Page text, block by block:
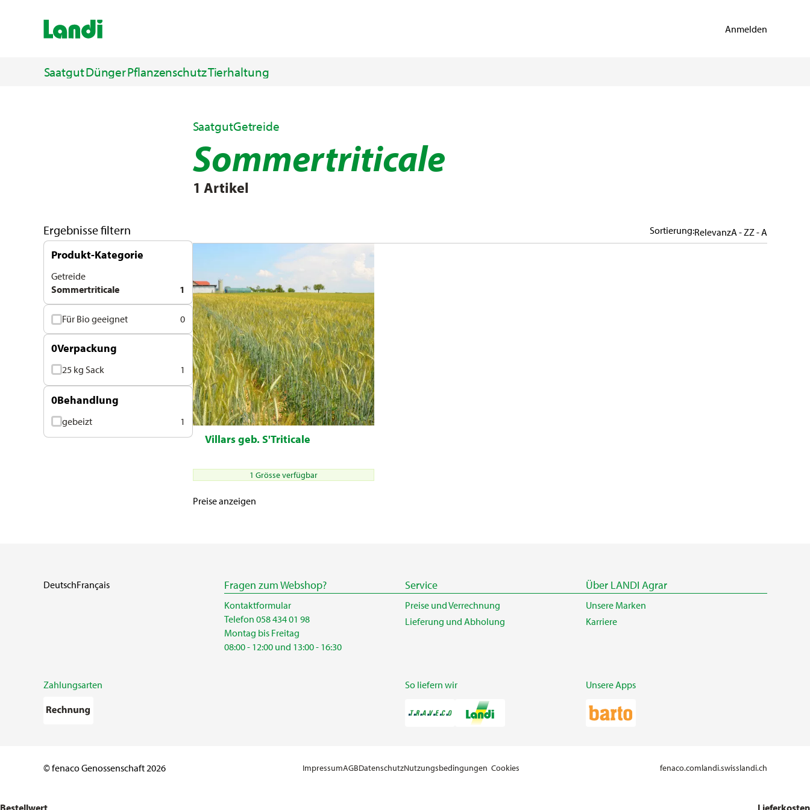
Anmelden
SaatgutDüngerPflanzenschutzTierhaltung
SaatgutGetreide
Sommertriticale
1 Artikel
Ergebnisse filtern
Produkt-Kategorie
Getreide
Sommertriticale
1
Für Bio geeignet 0
0Verpackung
25 kg Sack 1
0Behandlung
gebeizt 1
Sortierung:RelevanzA - ZZ - A
Villars geb. S'Triticale
1 Grösse verfügbar
Preise anzeigen
DeutschFrançais Fragen zum Webshop?
Kontaktformular
Telefon 058 434 01 98
Montag bis Freitag
08:00 - 12:00 und 13:00 - 16:30
Service
Preise und Verrechnung
Lieferung und Abholung
Über LANDI Agrar
Unsere Marken
Karriere
Zahlungsarten So liefern wir Unsere Apps
© fenaco Genossenschaft 2026 ImpressumAGBDatenschutzNutzungsbedingungen Cookies fenaco.comlandi.swisslandi.ch
Bestellwert Lieferkosten